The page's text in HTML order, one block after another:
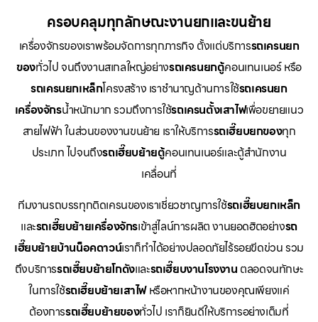
ครอบคลุมทุกลักษณะงานยกและขนย้าย
เครื่องจักรของเราพร้อมจัดการทุกภารกิจ ตั้งแต่บริการรถเครนยก
ของทั่วไป จนถึงงานสเกลใหญ่อย่างรถเครนยกตู้คอนเทนเนอร์ หรือ
รถเครนยกเหล็กโครงสร้าง เราชำนาญด้านการใช้รถเครนยก
เครื่องจักรน้ำหนักมาก รวมถึงการใช้รถเครนตั้งเสาไฟเพื่อขยายแนว
สายไฟฟ้า ในส่วนของงานขนย้าย เราให้บริการรถเฮี๊ยบยกของทุก
ประเภท ไปจนถึงรถเฮี๊ยบย้ายตู้คอนเทนเนอร์และตู้สำนักงาน
เคลื่อนที่
ทีมงานรถบรรทุกติดเครนของเราเชี่ยวชาญการใช้รถเฮี๊ยบยกเหล็ก
และรถเฮี๊ยบย้ายเครื่องจักรเข้าสู่ไลน์การผลิต งานยอดฮิตอย่างรถ
เฮี๊ยบย้ายบ้านน็อคดาวน์เราก็ทำได้อย่างปลอดภัยไร้รอยขีดข่วน รวม
ถึงบริการรถเฮี๊ยบย้ายโกดังและรถเฮี๊ยบงานโรงงาน ตลอดจนทักษะ
ในการใช้รถเฮี๊ยบย้ายเสาไฟหรือหากหน้างานของคุณเพียงแค่
ต้องการรถเฮี๊ยบย้ายของทั่วไป เราก็ยินดีให้บริการอย่างเต็มที่